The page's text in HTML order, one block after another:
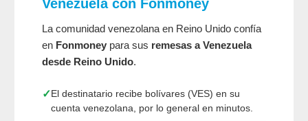
Venezuela con Fonmoney
La comunidad venezolana en Reino Unido confía
en Fonmoney para sus remesas a Venezuela
desde Reino Unido.
✓El destinatario recibe bolívares (VES) en su
cuenta venezolana, por lo general en minutos.